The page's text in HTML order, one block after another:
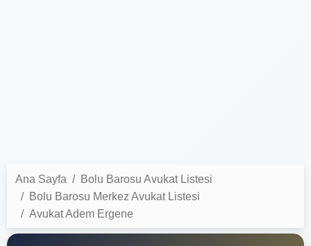
Ana Sayfa
Bolu Barosu Avukat Listesi
Bolu Barosu Merkez Avukat Listesi
Avukat Adem Ergene